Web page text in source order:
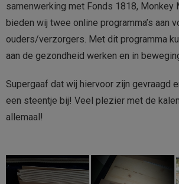
samenwerking met Fonds 1818, Monkey
bieden wij twee online programma’s aan
ouders/verzorgers. Met dit programma
aan de gezondheid werken en in
Supergaaf dat wij hiervoor zijn gevraagd
een steentje bij! Veel plezier met de
allemaal!